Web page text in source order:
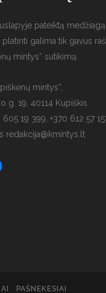
pateiktą medžiagą
platinti galima tik gavus
mintys“ sutikimą.
mintys“,
g. 19, 40114 Kupiškis
605 19 399, +370 612 57
redakcija@kmintys.lt
PAŠNEKESIAI